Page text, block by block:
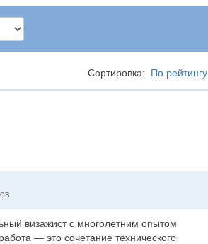
Сортировка: По рейтингу
визажист с многолетним опытом
— это сочетание технического